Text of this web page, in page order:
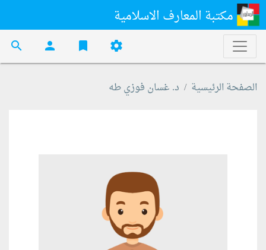
مكتبة المعارف الاسلامية
settings
bookmark
person
search
الصفحة الرئيسية د. غسان فوزي طه